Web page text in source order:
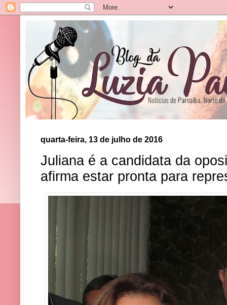
quarta-feira, 13 de julho de 2016
Juliana é a candidata da
afirma estar pronta para